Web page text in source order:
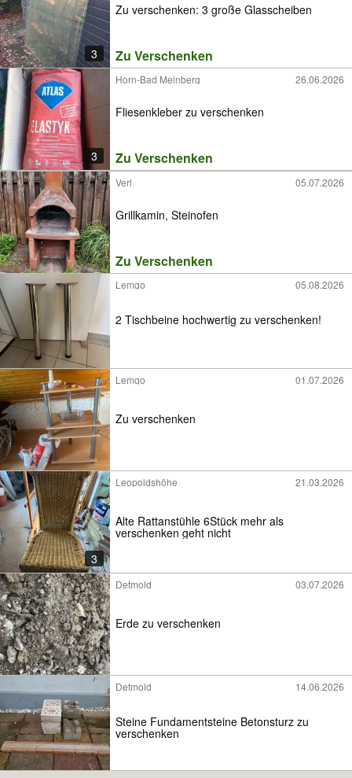
3
Zu verschenken: 3 große Glasscheiben
Zu Verschenken
3
Horn-Bad Meinberg 26.06.2026
Fliesenkleber zu verschenken
Zu Verschenken
Verl 05.07.2026
Grillkamin, Steinofen
Zu Verschenken
Lemgo 05.08.2026
2 Tischbeine hochwertig zu verschenken!
Lemgo 01.07.2026
Zu verschenken
3
Leopoldshöhe 21.03.2026
Alte Rattanstühle 6Stück mehr als
verschenken geht nicht
Detmold 03.07.2026
Erde zu verschenken
Detmold 14.06.2026
Steine Fundamentsteine Betonsturz zu
verschenken